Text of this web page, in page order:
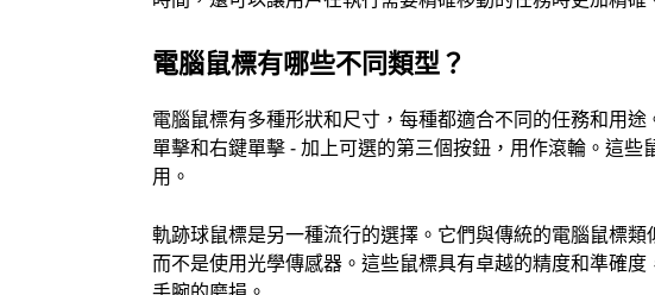
電腦鼠標有哪些不同類型？
電腦鼠標有多種形狀和尺寸，每種都適合不同的任務和用
單擊和右鍵單擊 - 加上可選的第三個按鈕，用作滾輪。這
用。
軌跡球鼠標是另一種流行的選擇。它們與傳統的電腦鼠標
而不是使用光學傳感器。這些鼠標具有卓越的精度和準確